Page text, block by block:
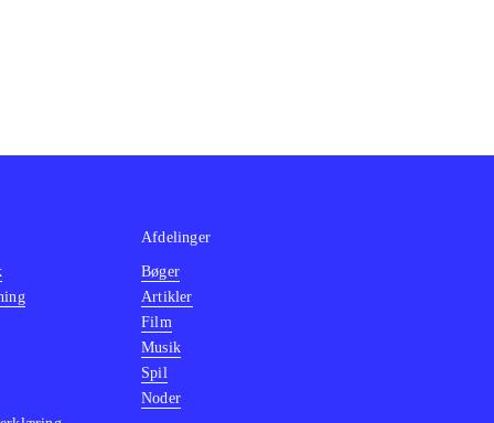
Afdelinger
Bøger
Artikler
Film
Musik
Spil
Noder